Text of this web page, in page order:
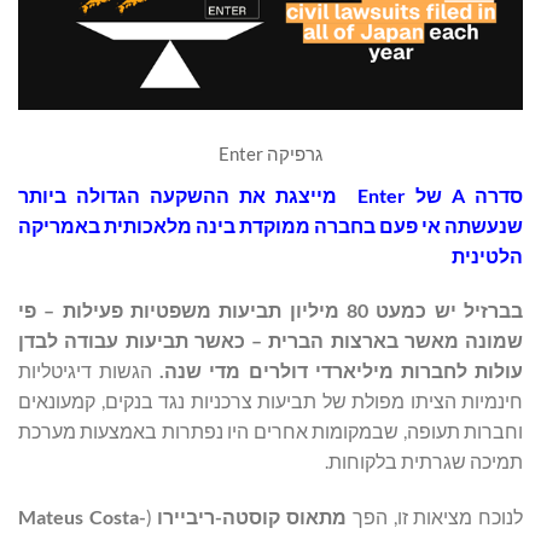
גרפיקה Enter
סדרה A של Enter
מייצגת את ההשקעה הגדולה ביותר
שנעשתה אי פעם בחברה ממוקדת בינה מלאכותית באמריקה
הלטינית
בברזיל יש כמעט 80 מיליון תביעות משפטיות פעילות – פי
שמונה מאשר בארצות הברית – כאשר תביעות עבודה לבדן
עולות לחברות מיליארדי דולרים מדי שנה.הגשות דיגיטליות
חינמיות הציתו מפולת של תביעות צרכניות נגד בנקים, קמעונאים
וחברות תעופה, שבמקומות אחרים היו נפתרות באמצעות מערכת
תמיכה שגרתית בלקוחות.
לנוכח מציאות זו, הפך מתאוס קוסטה-ריביירו (
Mateus Costa-